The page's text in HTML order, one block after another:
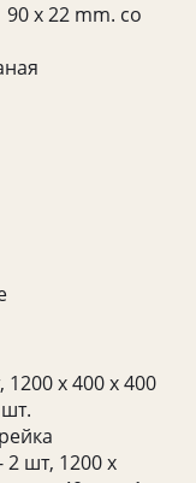
x 22 mm. со
х 400 х 400
2 шт, 1200 х